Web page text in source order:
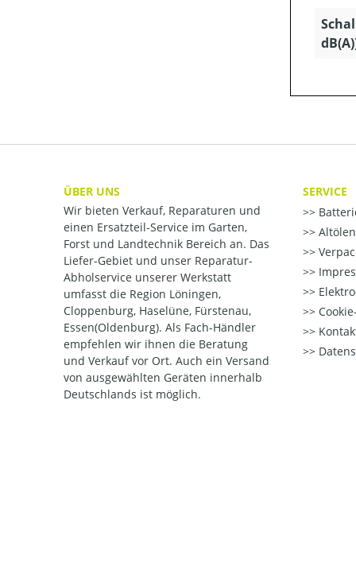
ÜBER UNS
Wir bieten Verkauf, Reparaturen und
einen Ersatzteil-Service im Garten,
Forst und Landtechnik Bereich an. Das
Liefer-Gebiet und unser Reparatur-
Abholservice unserer Werkstatt
umfasst die Region Löningen,
Cloppenburg, Haselüne, Fürstenau,
Essen(Oldenburg). Als Fach-Händler
empfehlen wir ihnen die Beratung
und Verkauf vor Ort. Auch ein Versand
von ausgewählten Geräten innerhalb
Deutschlands ist möglich.
SERVICE